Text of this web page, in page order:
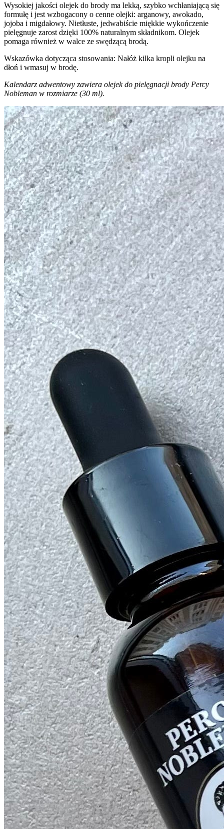
Wysokiej jakości olejek do brody ma lekką, szybko wchłaniającą się
formułę i jest wzbogacony o cenne olejki: arganowy, awokado,
jojoba i migdałowy. Nietłuste, jedwabiście miękkie wykończenie
pielęgnuje zarost dzięki 100% naturalnym składnikom. Olejek
pomaga również w walce ze swędzącą brodą.
Wskazówka dotycząca stosowania: Nałóż kilka kropli olejku na
dłoń i wmasuj w brodę.
Kalendarz adwentowy zawiera olejek do pielęgnacji brody Percy
Nobleman w rozmiarze (30 ml).